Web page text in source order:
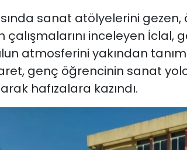
sanat atölyelerini
çalışmalarını inceleyen
atmosferini yakından
genç öğrencinin sanat
hafızalara kazındı.